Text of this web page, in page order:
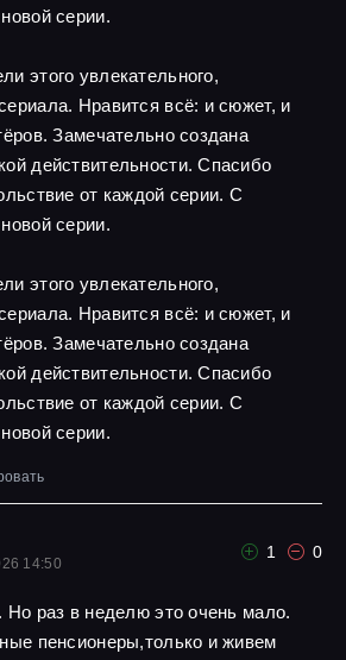
серии.
этого увлекательного,
Нравится всё: и сюжет, и
Замечательно создана
действительности. Спасибо
от каждой серии. С
серии.
этого увлекательного,
Нравится всё: и сюжет, и
Замечательно создана
действительности. Спасибо
от каждой серии. С
серии.
14:50
1 0
Но раз в неделю это очень мало.
пенсионеры,только и живем